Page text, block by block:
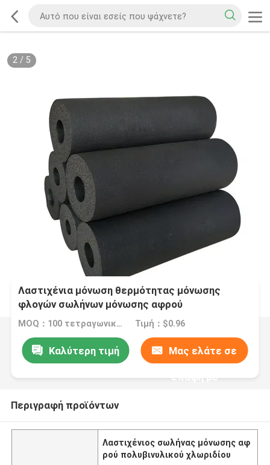
2/ 5
Λαστιχένια μόνωση θερμότητας μόνωσης
φλογών σωλήνων μόνωσης αφρού
πολυβινυλικού χλωριδίου
MOQ：100 τετραγωνικά μέτρα Τιμή：$0.96
Καλύτερη τιμή Μας ελάτε σε
επαφή με
Περιγραφή προϊόντων
Λαστιχένιος σωλήνας μόνωσης αφ
ρού πολυβινυλικού χλωριδίου